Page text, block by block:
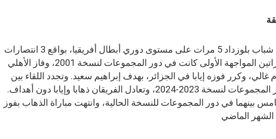
تقابل الأهلي ضد شباب بلوزداد 5 مرات على مستوى دوري أبطال أفريقيا، بواقع 3 انتصارات
والتعادل في مباراتين المواجهة الأولى كانت في دور المجموعات لنسخة 2001، وفاز الأهلي
وكرر فوزه إيابا في الجزائر، بهدف إبراهيم سعيد. وتجدد اللقاء بين
الطرفين في دور المجموعات لنسخة 2023-2024، وتعادل الفريقان ذهابا وإيابا دون أهداف.
بينهما في دور المجموعات للنسخة الحالية، وانتهت مباراة الذهاب بفوز